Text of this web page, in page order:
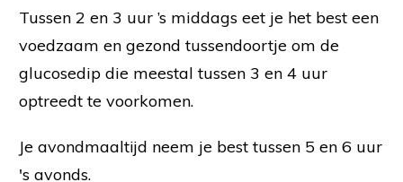
Tussen 2 en 3 uur ’s middags eet je het best een
voedzaam en gezond tussendoortje om de
glucosedip die meestal tussen 3 en 4 uur
optreedt te voorkomen.
Je avondmaaltijd neem je best tussen 5 en 6 uur
's avonds.